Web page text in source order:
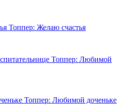
Топпер: Желаю счастья
Топпер: Любимой
Топпер: Любимой доченьке